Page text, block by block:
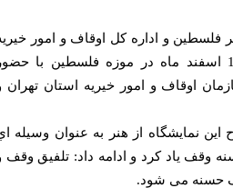
و اداره كل اوقاف و امور خيريه
تهران عصر دوشنبه 18 اسفند ماه در موزه فلسطين با حضور
اوقاف و امور خیریه استان تهران و
نمايشگاه از هنر به عنوان وسيله اي
ياد كرد و ادامه داد: تلفیق وقف و
حسنه می شود.